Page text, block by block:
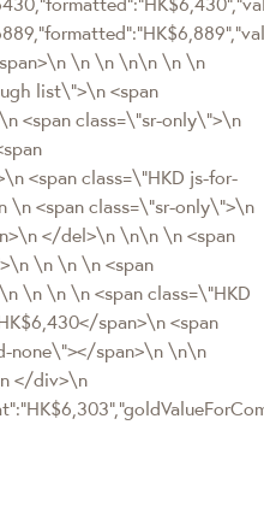
\n \n \n\n \n \n
list\">\n <span
<span class=\"sr-only\">\n
<span class=\"HKD js-for-
\n <span class=\"sr-only\">\n
</del>\n \n\n \n <span
\n \n \n <span
\n \n \n <span class=\"HKD
span>\n <span
none\"></span>\n \n\n
</div>\n